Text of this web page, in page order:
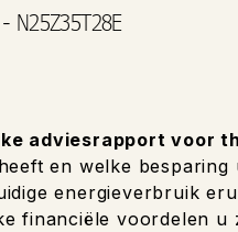
N25Z35T28E
adviesrapport voor
en welke
energieverbruik
financiële voordelen